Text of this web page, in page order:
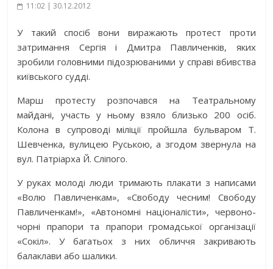
11:02 | 30.12.2012
У такий спосіб вони виражають протест проти
затримання Сергія і Дмитра Павличенків, яких
зробили головними підозрюваними у справі вбивства
київського судді.
Марш протесту розпочався на Театральному
майдані, участь у ньому взяло близько 200 осіб.
Колона в супроводі міліції пройшла бульваром Т.
Шевченка, вулицею Руською, а згодом звернула на
вул. Патріарха Й. Сліпого.
У руках молоді люди тримають плакати з написами
«Волю Павличенкам», «Свободу чесним! Свободу
Павличенкам!», «Автономні націоналісти», червоно-
чорні прапори та прапори громадської організації
«Сокіл». У багатьох з них обличчя закривають
балаклави або шалики.